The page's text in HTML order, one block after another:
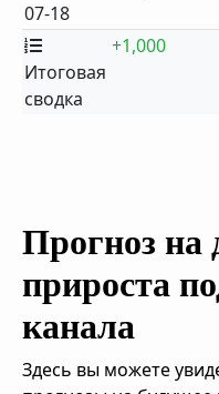
07-18
Итоговая
сводка
+1,000
Прогноз на
прироста
канала
Здесь вы можете